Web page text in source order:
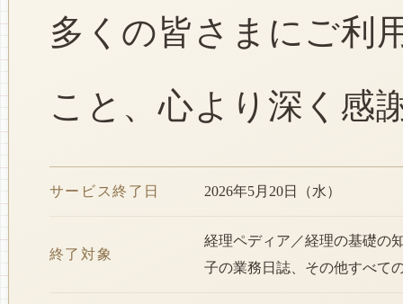
多くの皆さまにご利
こと、心より深く感
サービス終了日 2026年5月20日（水）
終了対象
経理ペディア／経理の基礎の
子の業務日誌、その他すべて